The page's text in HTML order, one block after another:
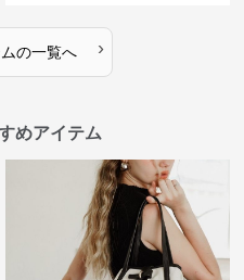
の一覧へ ›
めアイテム